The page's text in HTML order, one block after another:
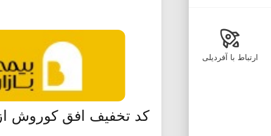
ارتباط با آفردیلی
کد تخفیف افق کوروش